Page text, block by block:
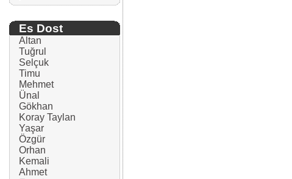
Es Dost
Altan
Tuğrul
Selçuk
Timu
Mehmet
Ünal
Gökhan
Koray Taylan
Yaşar
Özgür
Orhan
Kemali
Ahmet